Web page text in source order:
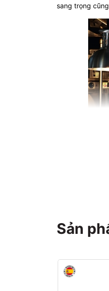
sang trọng
Sản